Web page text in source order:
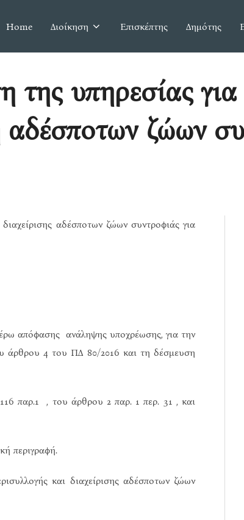
Home Διοίκηση Επισκέπτης Δημότης
υπηρεσίας για
αδέσποτων ζώων
αδέσποτων ζώων συντροφιάς για
απόφασης ανάληψης υποχρέωσης, για την
άρθρου 4 του ΠΔ 80/2016 και τη δέσμευση
παρ.1 , του άρθρου 2 παρ. 1 περ. 31 , και
περιγραφή.
και διαχείρισης αδέσποτων ζώων